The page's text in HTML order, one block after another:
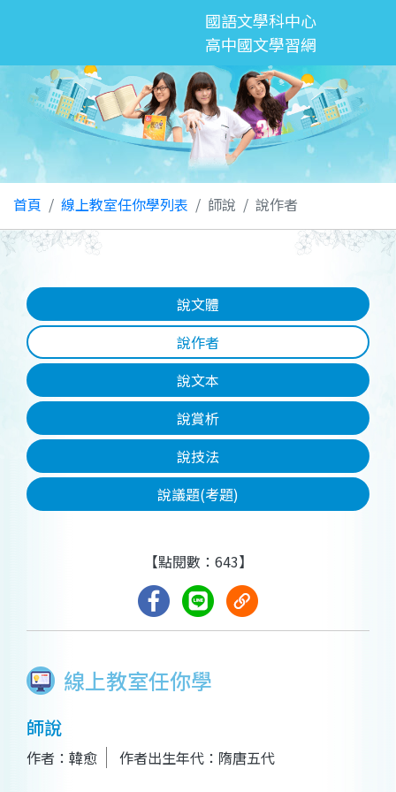
國語文學科中心
高中國文學習網
首頁 線上教室任你學列表 師說 說作者
說文體
說作者
說文本
說賞析
說技法
說議題(考題)
【點閱數：643】
線上教室任你學
師說
作者：韓愈 作者出生年代：隋唐五代